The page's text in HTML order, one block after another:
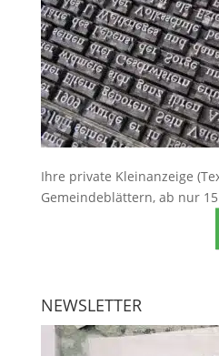
Ihre private Kleinanzeige
Gemeindeblättern, ab nur
NEWSLETTER